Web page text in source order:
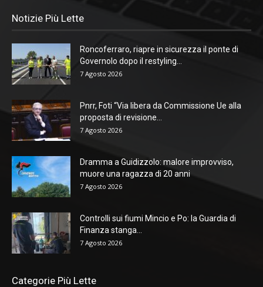
Notizie Più Lette
Roncoferraro, riapre in sicurezza il ponte di
Governolo dopo il restyling...
7 Agosto 2026
Pnrr, Foti “Via libera da Commissione Ue alla
proposta di revisione...
7 Agosto 2026
Dramma a Guidizzolo: malore improvviso,
muore una ragazza di 20 anni
7 Agosto 2026
Controlli sui fiumi Mincio e Po: la Guardia di
Finanza stanga...
7 Agosto 2026
Categorie Più Lette